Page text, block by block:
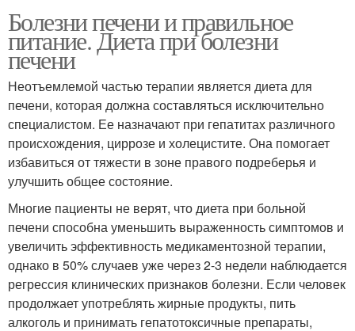
Болезни печени и правильное
питание. Диета при болезни
печени
Неотъемлемой частью терапии является диета для
печени, которая должна составляться исключительно
специалистом. Ее назначают при гепатитах различного
происхождения, циррозе и холецистите. Она помогает
избавиться от тяжести в зоне правого подреберья и
улучшить общее состояние.
Многие пациенты не верят, что диета при больной
печени способна уменьшить выраженность симптомов и
увеличить эффективность медикаментозной терапии,
однако в 50% случаев уже через 2-3 недели наблюдается
регрессия клинических признаков болезни. Если человек
продолжает употреблять жирные продукты, пить
алкоголь и принимать гепатотоксичные препараты,